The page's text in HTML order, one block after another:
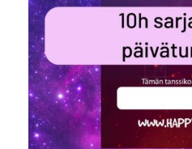
LISÄÄ OSTOSKORIIN